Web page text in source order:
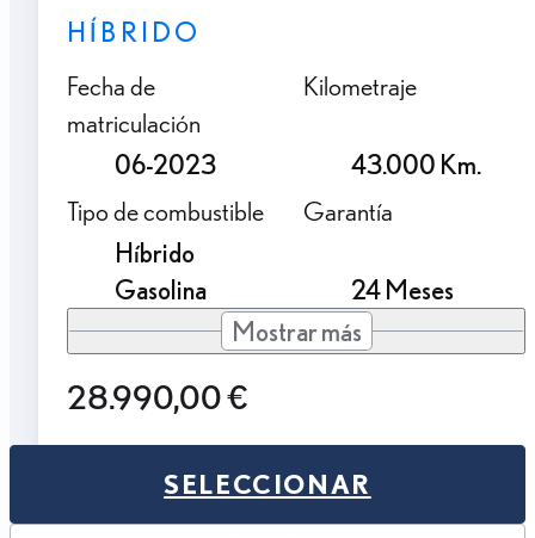
HÍBRIDO
Fecha de
matriculación
06-2023
Kilometraje
43.000 Km.
Tipo de combustible
Híbrido
Gasolina
Garantía
24 Meses
Mostrar más
28.990,00 €
SELECCIONAR